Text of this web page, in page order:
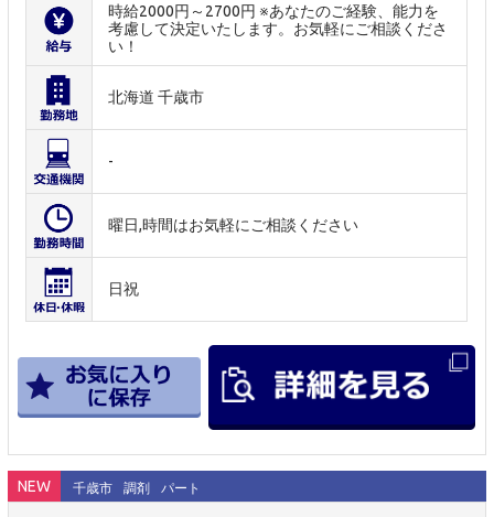
時給2000円～2700円 ※あなたのご経験、能力を
考慮して決定いたします。お気軽にご相談くださ
い！
北海道 千歳市
-
曜日,時間はお気軽にご相談ください
日祝
NEW 千歳市 調剤 パート